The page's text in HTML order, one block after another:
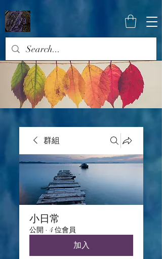
群組
小日常
公開 · 4 位會員
加入